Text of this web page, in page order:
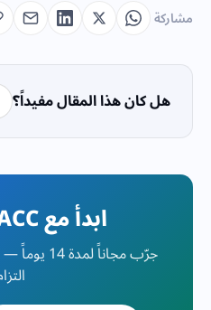
مشاركة
هل كان هذا المقال مفيداً؟
ابدأ مع SMACC اليوم
جرّب مجاناً